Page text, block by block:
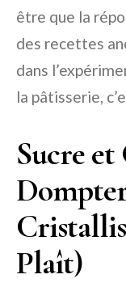
être que la
des recettes
dans
la pâtisserie,
Sucre
Plaît)